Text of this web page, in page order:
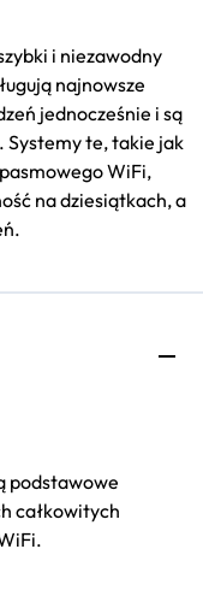
i niezawodny
najnowsze
jednocześnie i są
Systemy te, takie jak
WiFi,
na dziesiątkach, a
podstawowe
całkowitych